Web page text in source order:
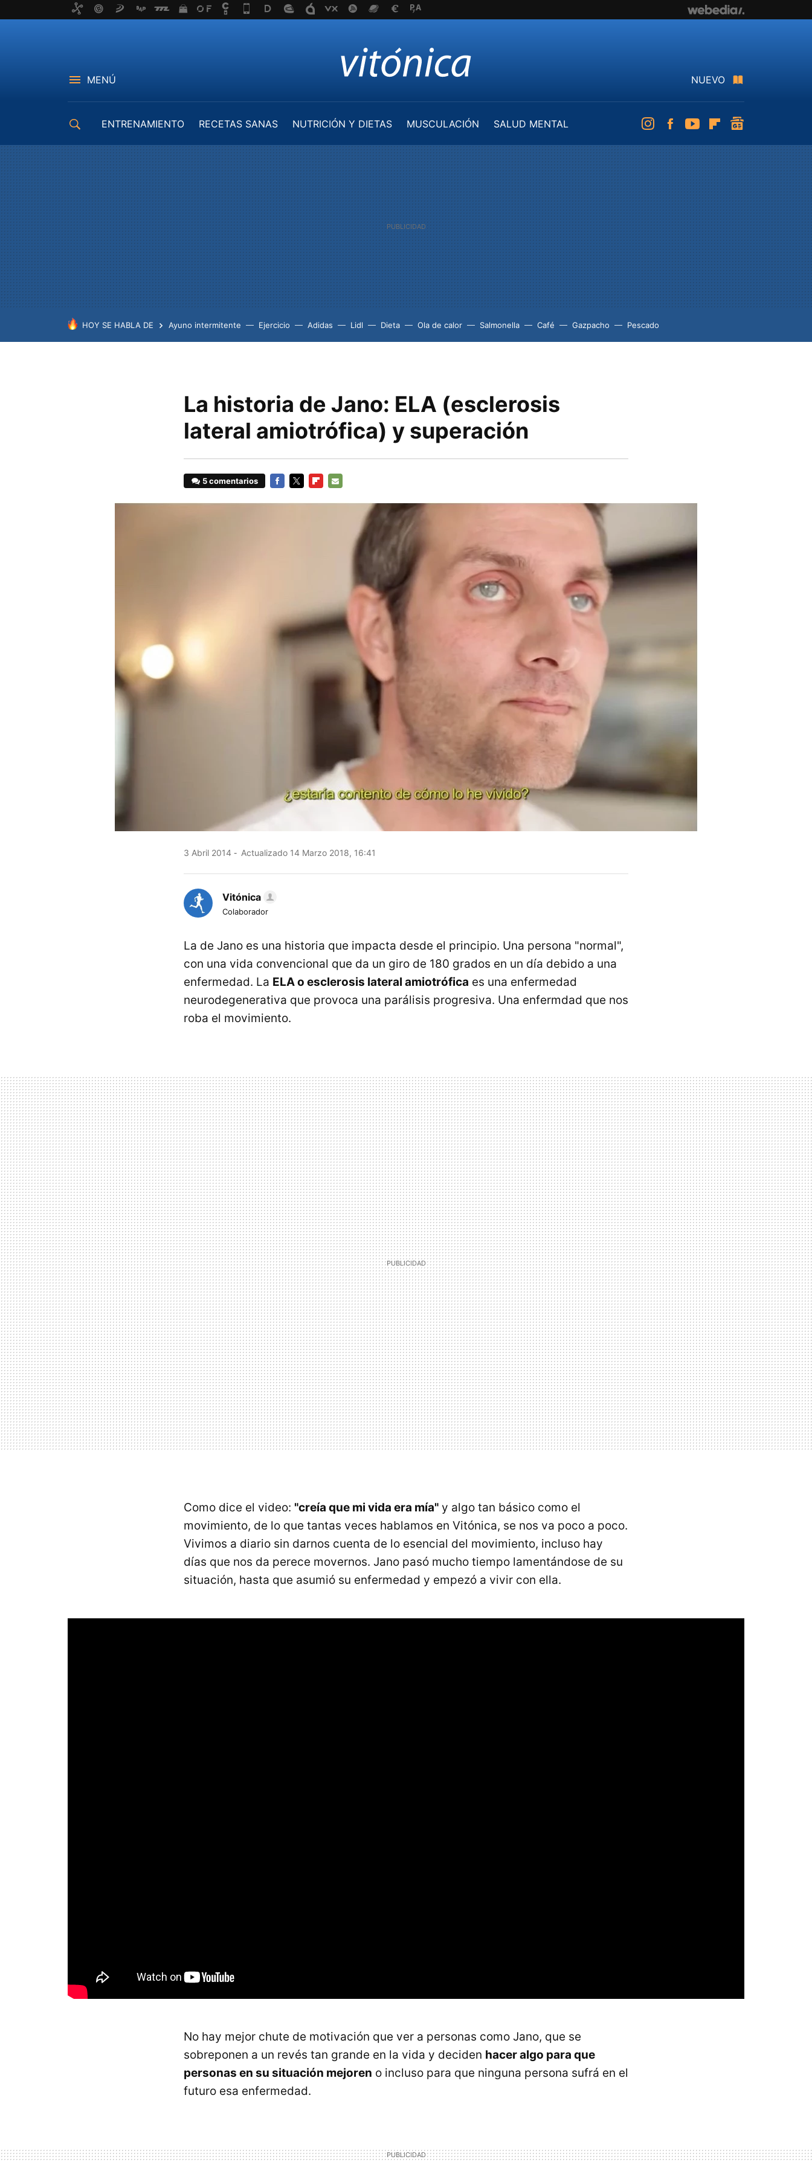
MENÚ NUEVO
ENTRENAMIENTO RECETAS SANAS NUTRICIÓN Y DIETAS MUSCULACIÓN
SALUD MENTAL
InstagramFacebookYoutubeFlipboard
HOY SE HABLA DE Ayuno intermitente Ejercicio Adidas Lidl Dieta Ola de calor Salmonella Café Gazpacho Pescado
La historia de Jano: ELA (esclerosis
lateral amiotrófica) y superación
5 comentarios
3 Abril 2014 Actualizado 14 Marzo 2018, 16:41
Vitónica
Colaborador
La de Jano es una historia que impacta desde el principio. Una persona "normal",
con una vida convencional que da un giro de 180 grados en un día debido a una
enfermedad. La ELA o esclerosis lateral amiotrófica es una enfermedad
neurodegenerativa que provoca una parálisis progresiva. Una enfermdad que nos
roba el movimiento.
Como dice el video: "creía que mi vida era mía" y algo tan básico como el
movimiento, de lo que tantas veces hablamos en Vitónica, se nos va poco a poco.
Vivimos a diario sin darnos cuenta de lo esencial del movimiento, incluso hay
días que nos da perece movernos. Jano pasó mucho tiempo lamentándose de su
situación, hasta que asumió su enfermedad y empezó a vivir con ella.
No hay mejor chute de motivación que ver a personas como Jano, que se
sobreponen a un revés tan grande en la vida y deciden hacer algo para que
personas en su situación mejoren o incluso para que ninguna persona sufrá en el
futuro esa enfermedad.